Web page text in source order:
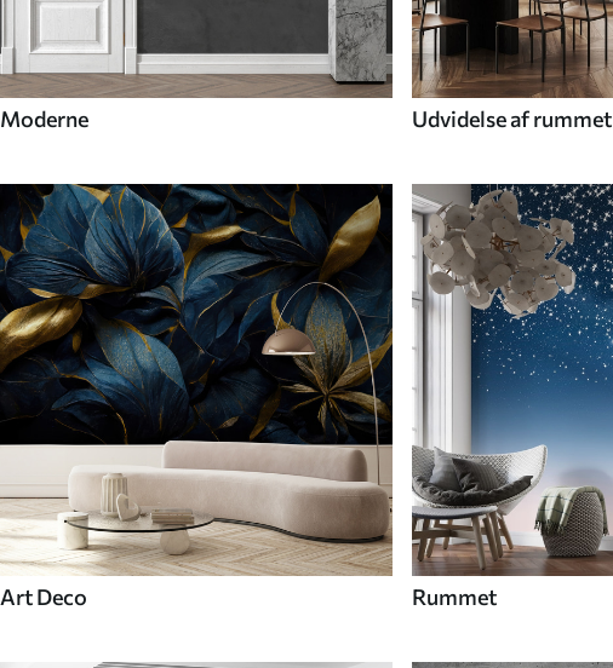
Moderne Udvidelse af rummet
Art Deco Rummet